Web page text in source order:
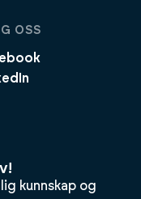
OSS
kunnskap og